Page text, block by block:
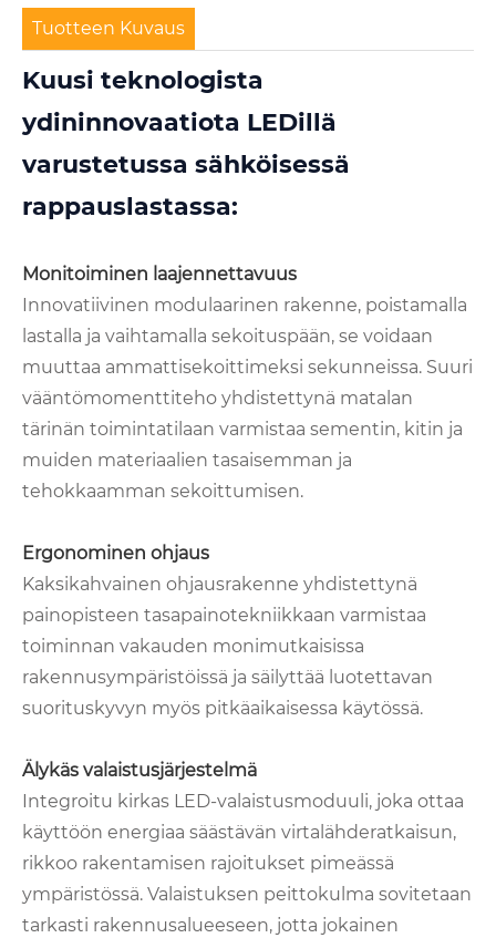
Tuotteen Kuvaus
Kuusi teknologista
ydininnovaatiota LEDillä
varustetussa sähköisessä
rappauslastassa:
Monitoiminen laajennettavuus
Innovatiivinen modulaarinen rakenne, poistamalla
lastalla ja vaihtamalla sekoituspään, se voidaan
muuttaa ammattisekoittimeksi sekunneissa. Suuri
vääntömomenttiteho yhdistettynä matalan
tärinän toimintatilaan varmistaa sementin, kitin ja
muiden materiaalien tasaisemman ja
tehokkaamman sekoittumisen.
Ergonominen ohjaus
Kaksikahvainen ohjausrakenne yhdistettynä
painopisteen tasapainotekniikkaan varmistaa
toiminnan vakauden monimutkaisissa
rakennusympäristöissä ja säilyttää luotettavan
suorituskyvyn myös pitkäaikaisessa käytössä.
Älykäs valaistusjärjestelmä
Integroitu kirkas LED-valaistusmoduuli, joka ottaa
käyttöön energiaa säästävän virtalähderatkaisun,
rikkoo rakentamisen rajoitukset pimeässä
ympäristössä. Valaistuksen peittokulma sovitetaan
tarkasti rakennusalueeseen, jotta jokainen